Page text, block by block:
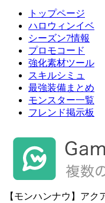
トップページ
ハロウィンイベ
シーズン7情報
プロモコード
強化素材ツール
スキルシミュ
最強装備まとめ
モンスター一覧
フレンド掲示板
【モンハンナウ】アク